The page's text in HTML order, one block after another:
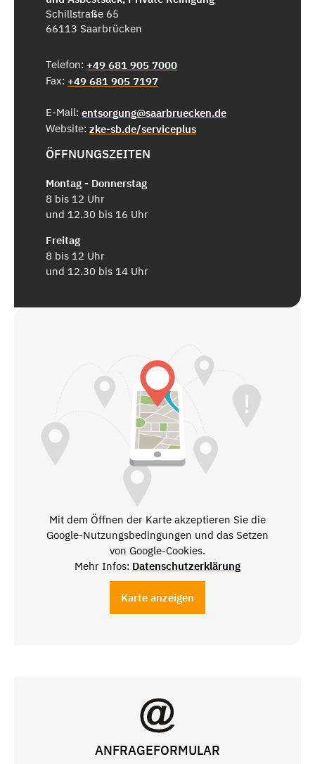
Schillstraße 65
66113 Saarbrücken
Telefon: +49 681 905 7000
Fax: +49 681 905 7197
E-Mail: entsorgung@saarbruecken.de
Website: zke-sb.de/serviceplus
ÖFFNUNGSZEITEN
Montag - Donnerstag
8 bis 12 Uhr
und 12.30 bis 16 Uhr
Freitag
8 bis 12 Uhr
und 12.30 bis 14 Uhr
Mit dem Öffnen der Karte akzeptieren Sie die
Google-Nutzungsbedingungen und das Setzen
von Google-Cookies.
Mehr Infos: Datenschutzerklärung
Karte anzeigen
ANFRAGEFORMULAR